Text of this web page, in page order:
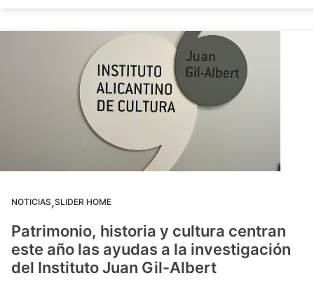
NOTICIAS,SLIDER HOME
Patrimonio, historia y cultura centran
este año las ayudas a la investigación
del Instituto Juan Gil-Albert